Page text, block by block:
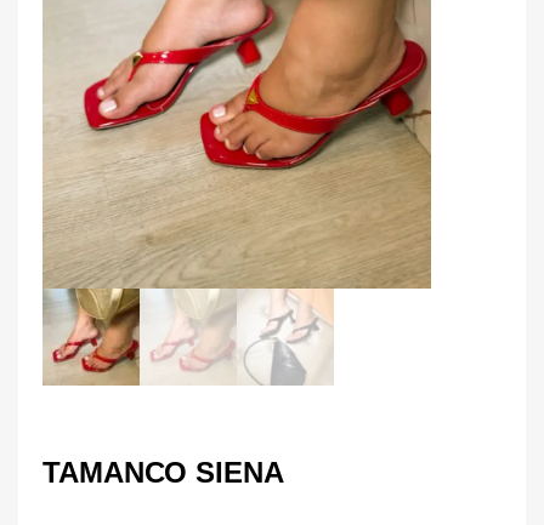
TAMANCO SIENA